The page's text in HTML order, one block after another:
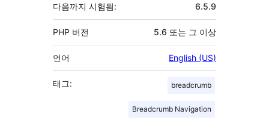
다음까지 시험됨: 6.5.9
PHP 버전 5.6 또는 그 이상
언어 English (US)
태그: breadcrumb
Breadcrumb Navigation